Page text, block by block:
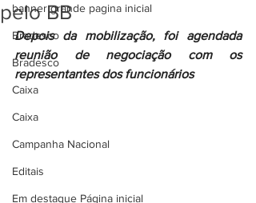
banner grande pagina inicial
Bradesco
Bradesco
Caixa
Caixa
Campanha Nacional
Editais
Em destaque Página inicial
pelo BB
Depois da mobilização, foi agendada
reunião de negociação com os
representantes dos funcionários